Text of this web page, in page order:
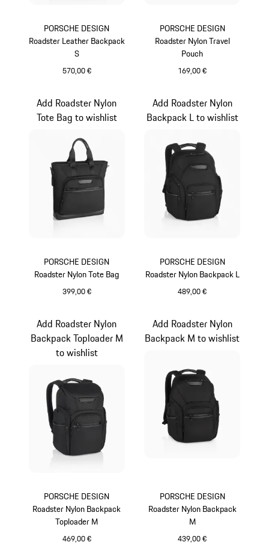
PORSCHE DESIGN
Roadster Leather Backpack
S
570,00 €
PORSCHE DESIGN
Roadster Nylon Travel
Pouch
169,00 €
PORSCHE DESIGN
Roadster Nylon Tote Bag
399,00 €
Add Roadster Nylon
Tote Bag to wishlist
PORSCHE DESIGN
Roadster Nylon Backpack L
489,00 €
Add Roadster Nylon
Backpack L to wishlist
PORSCHE DESIGN
Roadster Nylon Backpack
Toploader M
469,00 €
Add Roadster Nylon
Backpack Toploader M
to wishlist
PORSCHE DESIGN
Roadster Nylon Backpack
M
439,00 €
Add Roadster Nylon
Backpack M to wishlist